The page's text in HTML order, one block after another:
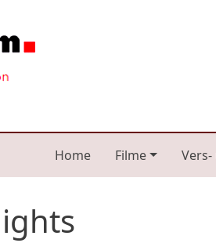
Main
Home Filme Vers-